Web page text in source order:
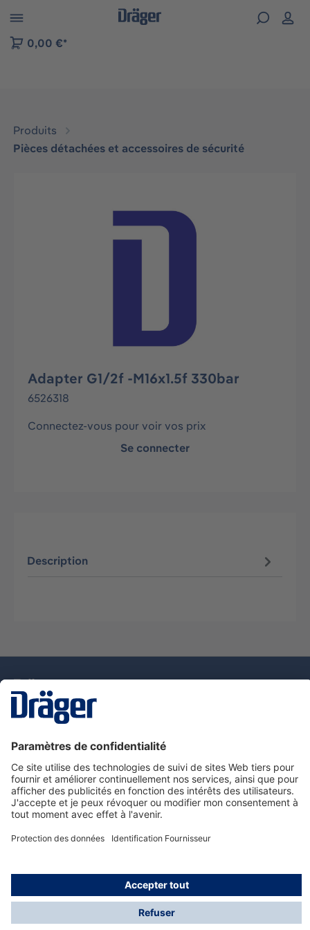
to B2B platform navigation
0,00 €*
Produits
Pièces détachées et accessoires de sécurité
Ignorer la galerie d'images
Adapter G1/2f -M16x1.5f 330bar
6526318
Connectez-vous pour voir vos prix
Se connecter
Description
Nous contacter
Service de e-commande Dräger
Informations sur les produits
© Dräger France SAS, 2024
*Prix hors taxe. Frais de gestion et de livraison standard
offerts; Indépendamment de la valeur ou du volume de